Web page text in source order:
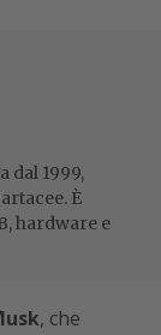
dal 1999,
È
hardware e
, che